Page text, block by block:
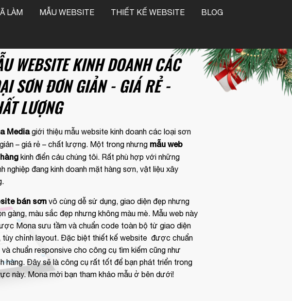
LÀM MẪU WEBSITE THIẾT KẾ WEBSITE BLOG
WEBSITE KINH DOANH CÁC
SƠN ĐƠN GIẢN - GIÁ RẺ -
LƯỢNG
Mediagiới thiệu mẫu website kinh doanh các loại sơn
– giá rẻ – chất lượng. Một trong nhưng mẫu web
kinh điển cảu chúng tôi. Rất phù hợp với những
nghiệp đang kinh doanh mặt hàng sơn, vật liệu xây
bán sơn vô cùng dễ sử dụng, giao diện đẹp nhưng
gàng, màu sắc đẹp nhưng không màu mè. Mẫu web này
Mona sưu tầm và chuẩn code toàn bộ từ giao diện
tùy chỉnh layout. Đặc biệt thiết kế website được chuẩn
và chuẩn responsive cho công cụ tìm kiếm cũng như
hàng. Đây sẽ là công cụ rất tốt để bạn phát triển trong
này. Mona mời bạn tham khảo mẫu ở bên dưới!
❆
❅